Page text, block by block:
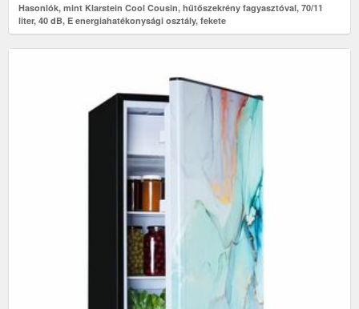
Hasonlók, mint Klarstein Cool Cousin, hűtőszekrény fagyasztóval, 70/11
liter, 40 dB, E energiahatékonysági osztály, fekete